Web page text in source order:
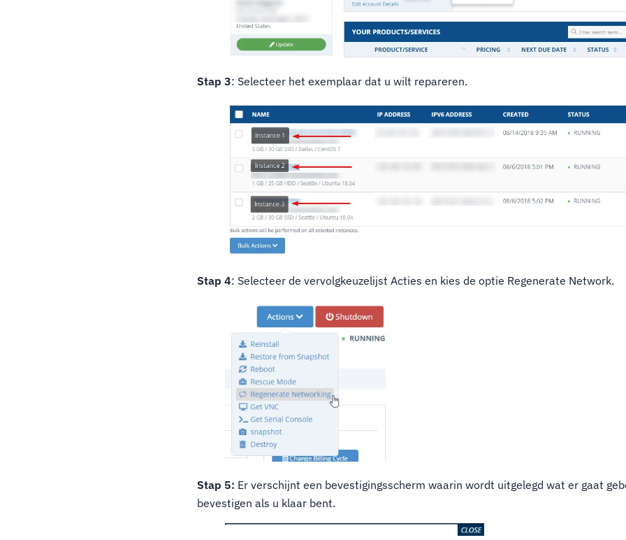
Stap 3: Selecteer het exemplaar dat u wilt repareren.
Stap 4: Selecteer de vervolgkeuzelijst Acties en kies de optie Regenerate Network.
Stap 5: Er verschijnt een bevestigingsscherm waarin wordt uitgelegd wat er gaat
bevestigen als u klaar bent.